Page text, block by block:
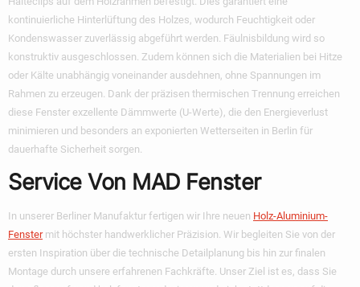
kontinuierliche Hinterlüftung des Holzes, wodurch Feuchtigkeit oder
Kondenswasser zuverlässig abgeführt werden. Fäulnisbildung wird so
konstruktiv ausgeschlossen. Zudem können sich die Materialien bei Hitze
oder Kälte unabhängig voneinander ausdehnen, ohne Spannungen im
Rahmen zu erzeugen. Dank der präzisen thermischen Trennung erreichen
diese Fenster exzellente Dämmwerte (U-Werte), die den Energieverlust
minimieren und besonders an exponierten Wetterseiten in Berlin für
dauerhafte Sicherheit sorgen.
Service Von MAD Fenster
In unserer Berliner Manufaktur fertigen wir Ihre neuen Holz-Aluminium-
Fenstermit höchster handwerklicher Präzision. Wir begleiten Sie von der
ersten Inspiration über die technische Detailplanung bis hin zur finalen
Montage durch unsere erfahrenen Fachkräfte. Unser Ziel ist es, dass Sie